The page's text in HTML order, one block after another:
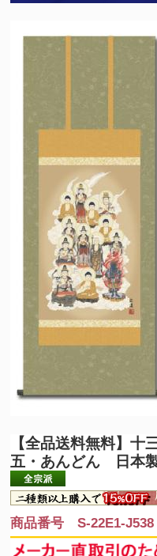
【全品送料無料】十
五・あんどん 日本
商品番号 S-22E1-J538